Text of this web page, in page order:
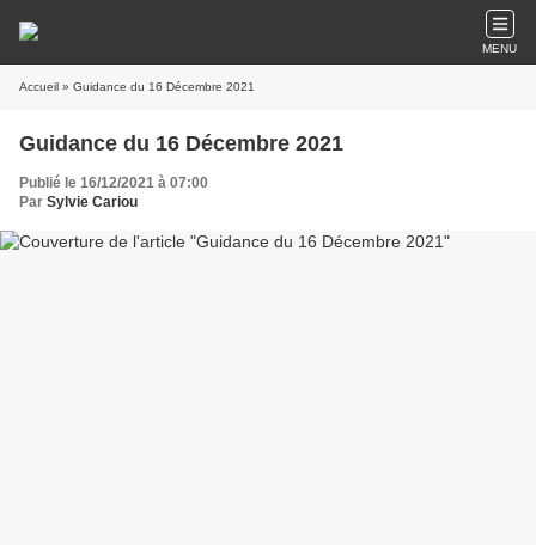
MENU
Accueil » Guidance du 16 Décembre 2021
Guidance du 16 Décembre 2021
Publié le 16/12/2021 à 07:00
Par Sylvie Cariou